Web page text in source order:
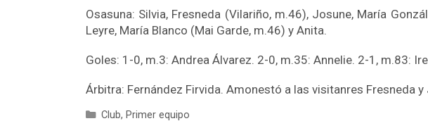
Osasuna: Silvia, Fresneda (Vilariño, m.46), Josune, María
Leyre, María Blanco (Mai Garde, m.46) y Anita.
Goles: 1-0, m.3: Andrea Álvarez. 2-0, m.35: Annelie. 2-1, m.83:
Árbitra: Fernández Firvida. Amonestó a las visitanres Fresneda y
Club, Primer equipo